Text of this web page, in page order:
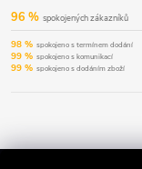
96 % spokojených zákazníků
98 % spokojeno s termínem dodání
99 % spokojeno s komunikací
99 % spokojeno s dodáním zboží